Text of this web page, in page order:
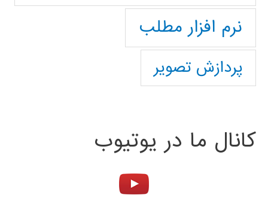
نرم افزار مطلب
پردازش تصویر
کانال ما در یوتیوب